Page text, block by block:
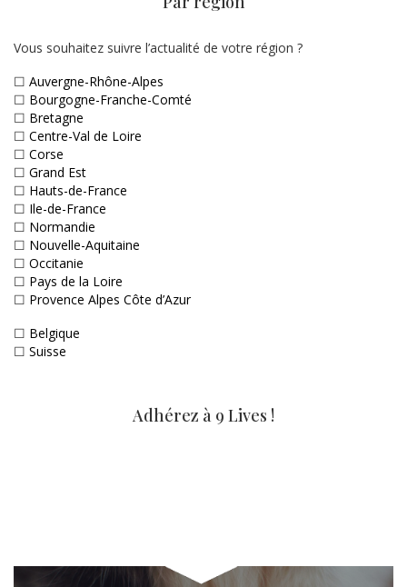
Vous souhaitez suivre l’actualité de votre région ?
☐ Auvergne-Rhône-Alpes
☐ Bourgogne-Franche-Comté
☐ Bretagne
☐ Centre-Val de Loire
☐ Corse
☐ Grand Est
☐ Hauts-de-France
☐ Ile-de-France
☐ Normandie
☐ Nouvelle-Aquitaine
☐ Occitanie
☐ Pays de la Loire
☐ Provence Alpes Côte d’Azur
☐ Belgique
☐ Suisse
Adhérez à 9 Lives !